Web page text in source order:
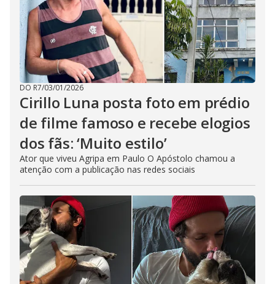
DO R7/03/01/2026
Cirillo Luna posta foto em prédio
de filme famoso e recebe elogios
dos fãs: ‘Muito estilo’
Ator que viveu Agripa em Paulo O Apóstolo chamou a
atenção com a publicação nas redes sociais